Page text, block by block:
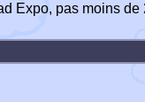
Expo, pas moins